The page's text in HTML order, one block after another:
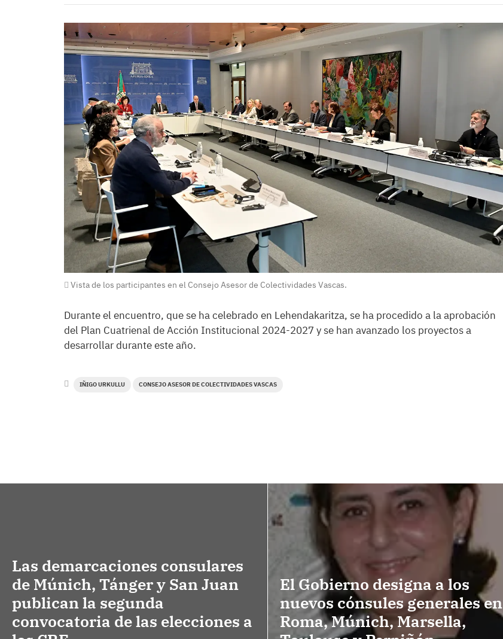
Vista de los participantes en el Consejo Asesor de Colectividades Vascas.
Durante el encuentro, que se ha celebrado en Lehendakaritza, se ha procedido a la aprobación
del Plan Cuatrienal de Acción Institucional 2024-2027 y se han avanzado los proyectos a
desarrollar durante este año.
IÑIGO URKULLU CONSEJO ASESOR DE COLECTIVIDADES VASCAS
Las demarcaciones consulares
de Múnich, Tánger y San Juan
publican la segunda
convocatoria de las elecciones a
El Gobierno designa a los
nuevos cónsules generales en
Roma, Múnich, Marsella,